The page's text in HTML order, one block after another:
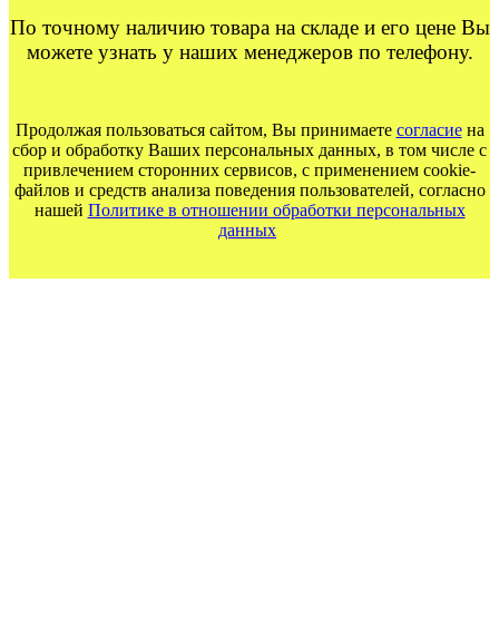
По точному наличию товара на складе и его цене Вы
можете узнать у наших менеджеров по телефону.
Продолжая пользоваться сайтом, Вы принимаете согласиена
сбор и обработку Ваших персональных данных, в том числе с
привлечением сторонних сервисов, с применением cookie-
файлов и средств анализа поведения пользователей, согласно
нашей Политике в отношении обработки персональных
данных